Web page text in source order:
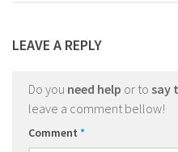
LEAVE A REPLY
Do you need help or to say
leave a comment bellow!
Comment *